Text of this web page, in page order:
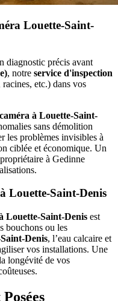
Louette-Saint-
diagnostic précis avant
, notre service d'inspection
etc.) dans vos
à Louette-Saint-
sans démolition
les problèmes invisibles à
ciblée et économique. Un
à Gedinne
Louette-Saint-Denis
Louette-Saint-Denis est
bouchons ou les
Denis, l’eau calcaire et
vos installations. Une
longévité de vos